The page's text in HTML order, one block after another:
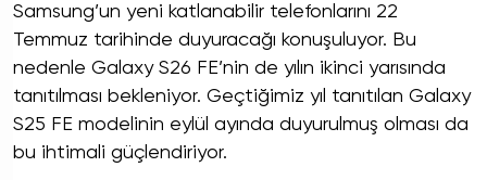
Samsung’un yeni katlanabilir telefonlarını 22
Temmuz tarihinde duyuracağı konuşuluyor. Bu
nedenle Galaxy S26 FE’nin de yılın ikinci yarısında
tanıtılması bekleniyor. Geçtiğimiz yıl tanıtılan Galaxy
S25 FE modelinin eylül ayında duyurulmuş olması da
bu ihtimali güçlendiriyor.